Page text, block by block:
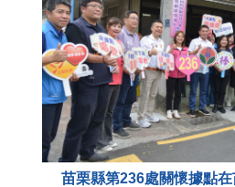
苗栗縣第236處關懷據點